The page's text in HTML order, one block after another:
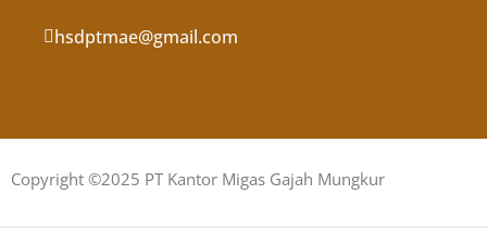
hsdptmae@gmail.com
Copyright ©2025 PT Kantor Migas Gajah Mungkur